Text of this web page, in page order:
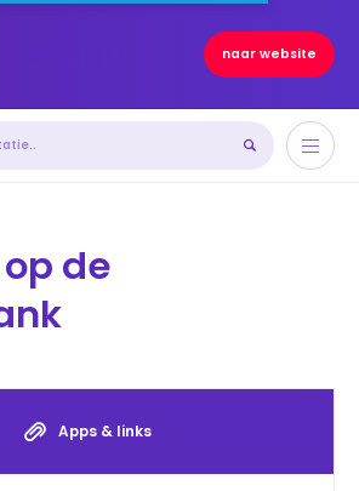
naar website
de
Apps & links